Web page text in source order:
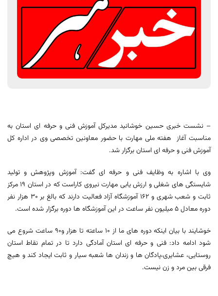
– نشست خبری حسین خوشانید مدیرکل آموزش فنی و حرفه ای استان به
مناسبت آغاز هفته ملی مهارت با حضور معاونین تخصصی وی در اداره کل
آموزش فنی و حرفه ای استان برگزار شد.
وی با اشاره به وظایف فنی و حرفه ای گفت: آموزش وپژوهش و تولید
شایستگی های شغلی و ارزش یابی مهارت نیروی کاراست که در استان 19 مرکز
ثابت و شعب شهری و 162 آموزشگاه آزاد فعالیت دارند که بالغ بر 30 هزار نفر
دوره معادل 5 میلیون نفر ساعت در این آموزشگاه ها دوره برگزار شده است.
خوشایند با بیان اینکه دوره های ما از 10 ساعته تا هزار و90 ساعت شروع می
شود ادامه داد: فنی و حرفه ای استان آمادگی دارد تا در تمام نقاط استان
روستایی، عشایری،پادگان ها و زندان ها شعبه سیار و ثابت ایجاد کند و هیچ
فرقی بین مرد و زن نیست.